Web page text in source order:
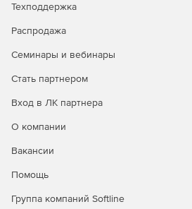
Техподдержка
Распродажа
Семинары и вебинары
Стать партнером
Вход в ЛК партнера
О компании
Вакансии
Помощь
Группа компаний Softline